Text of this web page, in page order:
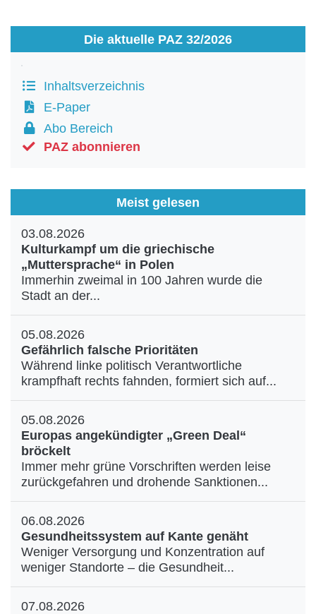
Die aktuelle PAZ 32/2026
Inhaltsverzeichnis
E-Paper
Abo Bereich
PAZ abonnieren
Meist gelesen
03.08.2026
Kulturkampf um die griechische
„Muttersprache“ in Polen
Immerhin zweimal in 100 Jahren wurde die
Stadt an der...
05.08.2026
Gefährlich falsche Prioritäten
Während linke politisch Verantwortliche
krampfhaft rechts fahnden, formiert sich auf...
05.08.2026
Europas angekündigter „Green Deal“
bröckelt
Immer mehr grüne Vorschriften werden leise
zurückgefahren und drohende Sanktionen...
06.08.2026
Gesundheitssystem auf Kante genäht
Weniger Versorgung und Konzentration auf
weniger Standorte – die Gesundheit...
07.08.2026